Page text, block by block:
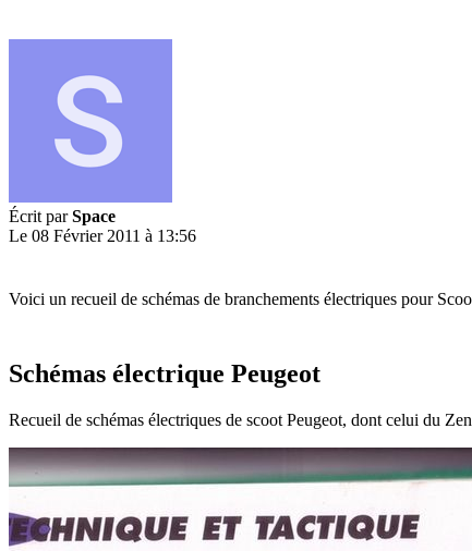
Écrit parSpace
Le 08 Février 2011 à 13:56
Voici un recueil de schémas de branchements électriques pour
Schémas électrique Peugeot
Recueil de schémas électriques de scoot Peugeot, dont celui du